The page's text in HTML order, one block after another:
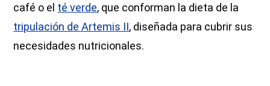
café o el té verde, que conforman la dieta de la
tripulación de Artemis II, diseñada para cubrir sus
necesidades nutricionales.